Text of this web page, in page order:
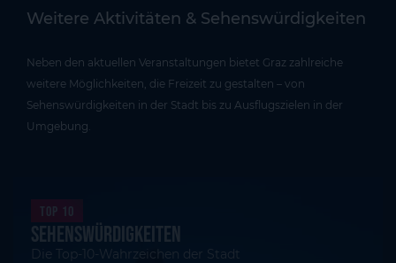
Weitere Aktivitäten & Sehenswürdigkeiten
Neben den aktuellen Veranstaltungen bietet Graz zahlreiche
weitere Möglichkeiten, die Freizeit zu gestalten – von
Sehenswürdigkeiten in der Stadt bis zu Ausflugszielen in der
Umgebung.
Top 10
Sehenswürdigkeiten
Die Top-10-Wahrzeichen der Stadt